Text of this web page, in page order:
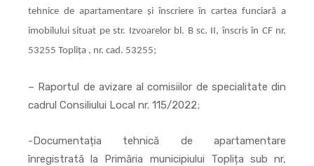
tehnice de apartamentare și înscriere în cartea funciară a
imobilului situat pe str. Izvoarelor bl. B sc. II, înscris în CF nr.
53255 Topliţa , nr. cad. 53255;
– Raportul de avizare al comisiilor de specialitate din
cadrul Consiliului Local nr. 115/2022;
-Documentația tehnică de apartamentare
înregistrată la Primăria municipiului Toplița sub nr,